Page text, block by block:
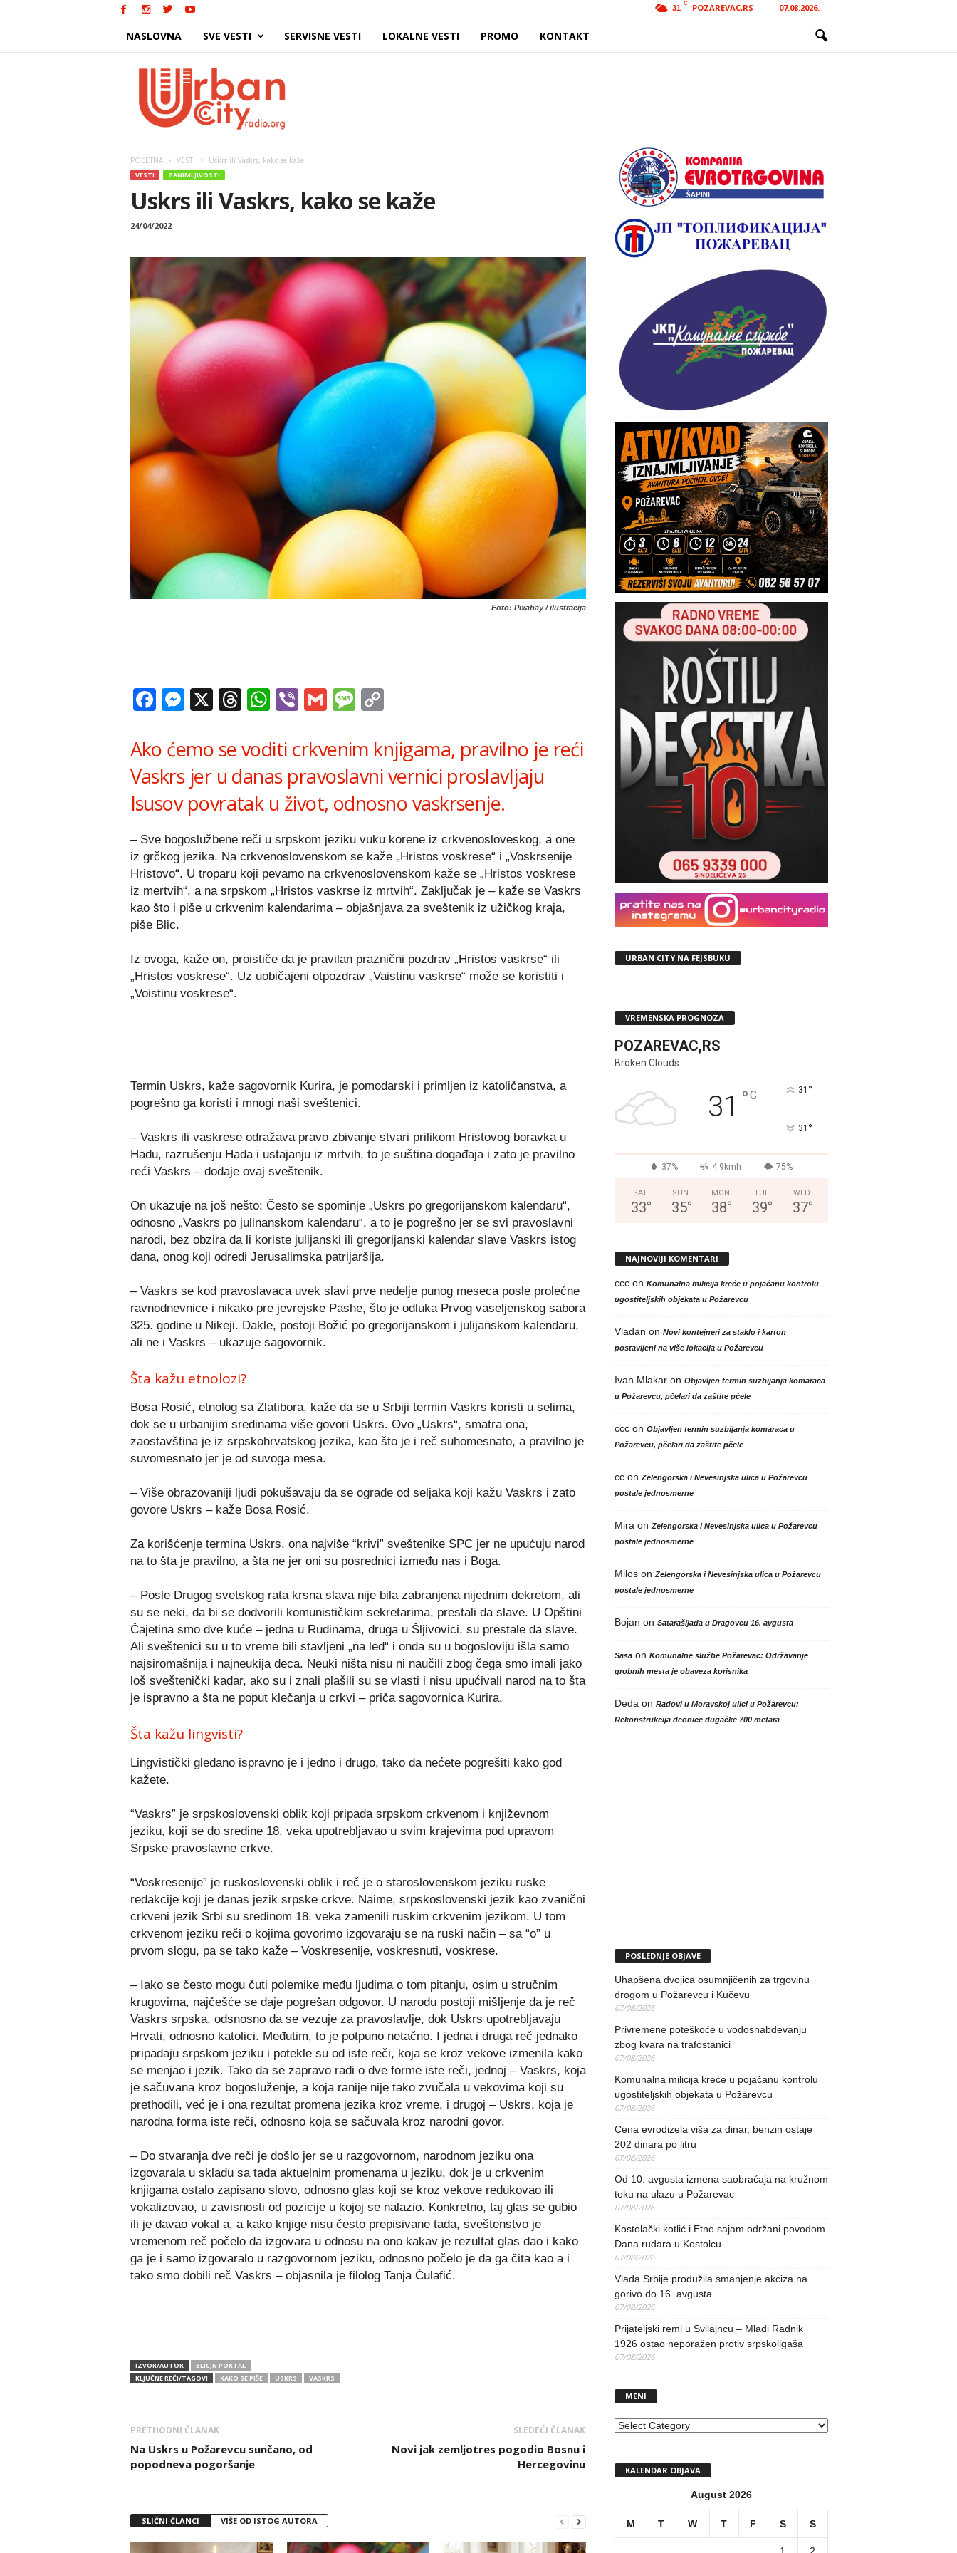
31
C POZAREVAC,RS 07.08.2026.
NASLOVNA SVE VESTI SERVISNE VESTI LOKALNE VESTI PROMO KONTAKT
POČETNA VESTI Uskrs ili Vaskrs, kako se kaže
VESTI ZANIMLJIVOSTI
Uskrs ili Vaskrs, kako se kaže
24/04/2022
Foto: Pixabay / ilustracija
Facebook
Messenger
X Threads
WhatsApp
ViberGmailMessage
Ako ćemo se voditi crkvenim knjigama, pravilno je reći
Vaskrs jer u danas pravoslavni vernici proslavljaju
Isusov povratak u život, odnosno vaskrsenje.
– Sve bogoslužbene reči u srpskom jeziku vuku korene iz crkvenosloveskog, a one
iz grčkog jezika. Na crkvenoslovenskom se kaže „Hristos voskrese“ i „Voskrsenije
Hristovo“. U troparu koji pevamo na crkvenoslovenskom kaže se „Hristos voskrese
iz mertvih“, a na srpskom „Hristos vaskrse iz mrtvih“. Zaključak je – kaže se Vaskrs
kao što i piše u crkvenim kalendarima – objašnjava za sveštenik iz užičkog kraja,
piše Blic.
Iz ovoga, kaže on, proističe da je pravilan praznični pozdrav „Hristos vaskrse“ ili
„Hristos voskrese“. Uz uobičajeni otpozdrav „Vaistinu vaskrse“ može se koristiti i
„Voistinu voskrese“.
Termin Uskrs, kaže sagovornik Kurira, je pomodarski i primljen iz katoličanstva, a
pogrešno ga koristi i mnogi naši sveštenici.
– Vaskrs ili vaskrese odražava pravo zbivanje stvari prilikom Hristovog boravka u
Hadu, razrušenju Hada i ustajanju iz mrtvih, to je suština događaja i zato je pravilno
reći Vaskrs – dodaje ovaj sveštenik.
On ukazuje na još nešto: Često se spominje „Uskrs po gregorijanskom kalendaru“,
odnosno „Vaskrs po julinanskom kalendaru“, a to je pogrešno jer se svi pravoslavni
narodi, bez obzira da li koriste julijanski ili gregorijanski kalendar slave Vaskrs istog
dana, onog koji odredi Jerusalimska patrijaršija.
– Vaskrs se kod pravoslavaca uvek slavi prve nedelje punog meseca posle prolećne
ravnodnevnice i nikako pre jevrejske Pashe, što je odluka Prvog vaseljenskog sabora
325. godine u Nikeji. Dakle, postoji Božić po gregorijanskom i julijanskom kalendaru,
ali ne i Vaskrs – ukazuje sagovornik.
Šta kažu etnolozi?
Bosa Rosić, etnolog sa Zlatibora, kaže da se u Srbiji termin Vaskrs koristi u selima,
dok se u urbanijim sredinama više govori Uskrs. Ovo „Uskrs“, smatra ona,
zaostavština je iz srpskohrvatskog jezika, kao što je i reč suhomesnato, a pravilno je
suvomesnato jer je od suvoga mesa.
– Više obrazovaniji ljudi pokušavaju da se ograde od seljaka koji kažu Vaskrs i zato
govore Uskrs – kaže Bosa Rosić.
Za korišćenje termina Uskrs, ona najviše “krivi” sveštenike SPC jer ne upućuju narod
na to šta je pravilno, a šta ne jer oni su posrednici između nas i Boga.
– Posle Drugog svetskog rata krsna slava nije bila zabranjena nijednim dekretom, ali
su se neki, da bi se dodvorili komunističkim sekretarima, prestali da slave. U Opštini
Čajetina smo dve kuće – jedna u Rudinama, druga u Šljivovici, su prestale da slave.
Ali sveštenici su u to vreme bili stavljeni „na led“ i onda su u bogosloviju išla samo
najsiromašnija i najneukija deca. Neuki ništa nisu ni naučili zbog čega smo imali jako
loš sveštenički kadar, ako su i znali plašili su se vlasti i nisu upućivali narod na to šta
je ispravno a šta ne poput klečanja u crkvi – priča sagovornica Kurira.
Šta kažu lingvisti?
Lingvistički gledano ispravno je i jedno i drugo, tako da nećete pogrešiti kako god
kažete.
“Vaskrs” je srpskoslovenski oblik koji pripada srpskom crkvenom i književnom
jeziku, koji se do sredine 18. veka upotrebljavao u svim krajevima pod upravom
Srpske pravoslavne crkve.
“Voskresenije” je ruskoslovenski oblik i reč je o staroslovenskom jeziku ruske
redakcije koji je danas jezik srpske crkve. Naime, srpskoslovenski jezik kao zvanični
crkveni jezik Srbi su sredinom 18. veka zamenili ruskim crkvenim jezikom. U tom
crkvenom jeziku reči o kojima govorimo izgovaraju se na ruski način – sa “o” u
prvom slogu, pa se tako kaže – Voskresenije, voskresnuti, voskrese.
– Iako se često mogu čuti polemike među ljudima o tom pitanju, osim u stručnim
krugovima, najčešće se daje pogrešan odgovor. U narodu postoji mišljenje da je reč
Vaskrs srpska, odsnosno da se vezuje za pravoslavlje, dok Uskrs upotrebljavaju
Hrvati, odnosno katolici. Međutim, to je potpuno netačno. I jedna i druga reč jednako
pripadaju srpskom jeziku i potekle su od iste reči, koja se kroz vekove izmenila kako
se menjao i jezik. Tako da se zapravo radi o dve forme iste reči, jednoj – Vaskrs, koja
je sačuvana kroz bogosluženje, a koja ranije nije tako zvučala u vekovima koji su
prethodili, već je i ona rezultat promena jezika kroz vreme, i drugoj – Uskrs, koja je
narodna forma iste reči, odnosno koja se sačuvala kroz narodni govor.
– Do stvaranja dve reči je došlo jer se u razgovornom, narodnom jeziku ona
izgovarala u skladu sa tada aktuelnim promenama u jeziku, dok je u crkvenim
knjigama ostalo zapisano slovo, odnosno glas koji se kroz vekove redukovao ili
vokalizovao, u zavisnosti od pozicije u kojoj se nalazio. Konkretno, taj glas se gubio
ili je davao vokal a, a kako knjige nisu često prepisivane tada, sveštenstvo je
vremenom reč počelo da izgovara u odnosu na ono kakav je rezultat glas dao i kako
ga je i samo izgovaralo u razgovornom jeziku, odnosno počelo je da ga čita kao a i
tako smo dobili reč Vaskrs – objasnila je filolog Tanja Ćulafić.
IZVOR/AUTOR
BLIC,N PORTAL
KLJUČNE REČI/TAGOVI
KAKO SE PIŠE USKRS VASKRS
PRETHODNI ČLANAK
Na Uskrs u Požarevcu sunčano, od
popodneva pogoršanje
SLEDEĆI ČLANAK
Novi jak zemljotres pogodio Bosnu i
Hercegovinu
SLIČNI ČLANCI VIŠE OD ISTOG AUTORA
URBAN CITY NA FEJSBUKU
VREMENSKA PROGNOZA
POZAREVAC,RS
Broken Clouds
31 °C 31 °
31 °
37% 4.9kmh 75%
SAT
33°
SUN
35°
MON
38°
TUE
39°
WED
37°
NAJNOVIJI KOMENTARI
cccon Komunalna milicija kreće u pojačanu kontrolu
ugostiteljskih objekata u Požarevcu
Vladan on Novi kontejneri za staklo i karton
postavljeni na više lokacija u Požarevcu
Ivan Mlakaron Objavljen termin suzbijanja komaraca
u Požarevcu, pčelari da zaštite pčele
cccon Objavljen termin suzbijanja komaraca u
Požarevcu, pčelari da zaštite pčele
ccon Zelengorska i Nevesinjska ulica u Požarevcu
postale jednosmerne
Mira on Zelengorska i Nevesinjska ulica u Požarevcu
postale jednosmerne
Miloson Zelengorska i Nevesinjska ulica u Požarevcu
postale jednosmerne
Bojan on Satarašijada u Dragovcu 16. avgusta
Sasaon Komunalne službe Požarevac: Održavanje
grobnih mesta je obaveza korisnika
Deda on Radovi u Moravskoj ulici u Požarevcu:
Rekonstrukcija deonice dugačke 700 metara
POSLEDNJE OBJAVE
Uhapšena dvojica osumnjičenih za trgovinu
drogom u Požarevcu i Kučevu
07/08/2026
Privremene poteškoće u vodosnabdevanju
zbog kvara na trafostanici
07/08/2026
Komunalna milicija kreće u pojačanu kontrolu
ugostiteljskih objekata u Požarevcu
07/08/2026
Cena evrodizela viša za dinar, benzin ostaje
202 dinara po litru
07/08/2026
Od 10. avgusta izmena saobraćaja na kružnom
toku na ulazu u Požarevac
07/08/2026
Kostolački kotlić i Etno sajam održani povodom
Dana rudara u Kostolcu
07/08/2026
Vlada Srbije produžila smanjenje akciza na
gorivo do 16. avgusta
07/08/2026
Prijateljski remi u Svilajncu – Mladi Radnik
1926 ostao neporažen protiv srpskoligaša
07/08/2026
MENI
MENI
KALENDAR OBJAVA
August 2026
M T W T F S S
1 2